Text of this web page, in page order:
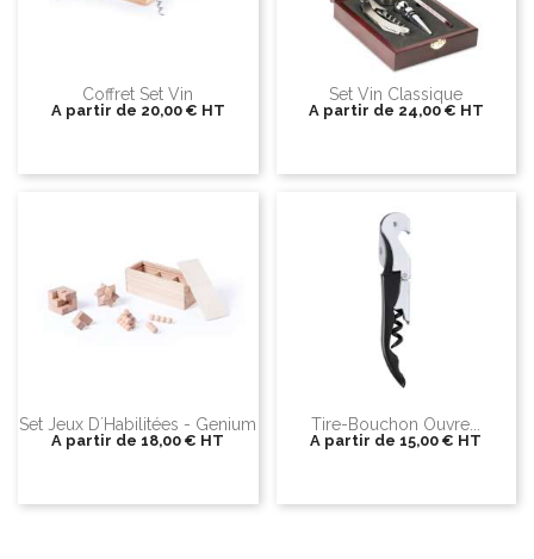
Coffret Set Vin
A partir de 20,00 € HT
Set Vin Classique
A partir de 24,00 € HT
Set Jeux D´Habilitées - Genium
A partir de 18,00 € HT
Tire-Bouchon Ouvre...
A partir de 15,00 € HT